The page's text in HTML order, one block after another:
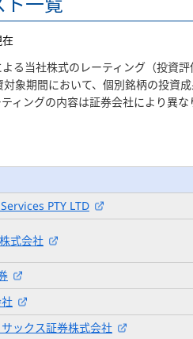
る当社株式のレーティング（投資
象期間において、個別銘柄の投資
ィングの内容は証券会社により異
PTY LTD
式会社
ックス証券株式会社